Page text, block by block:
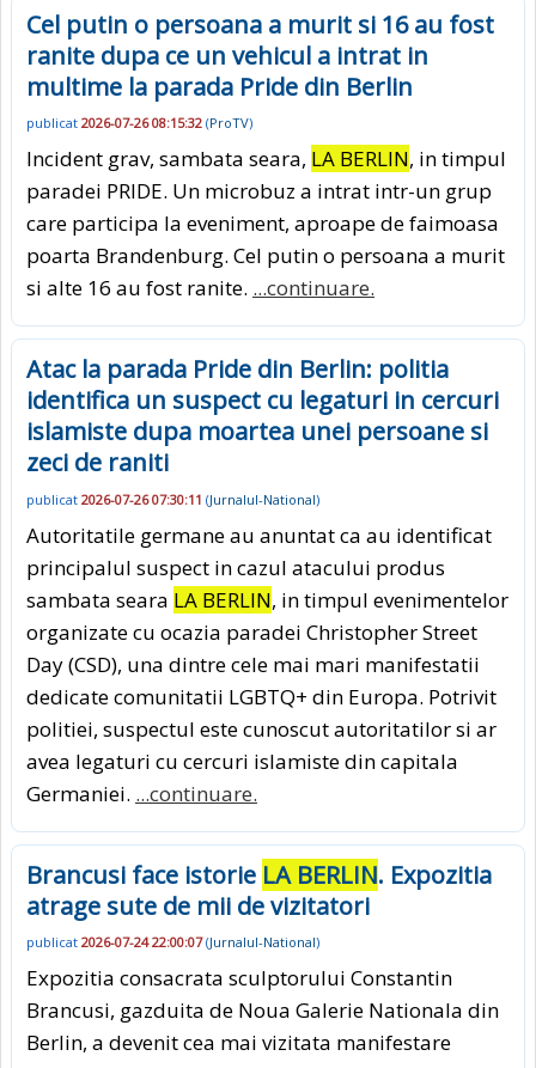
Cel putin o persoana a murit si 16 au fost
ranite dupa ce un vehicul a intrat in
multime la parada Pride din Berlin
publicat 2026-07-26 08:15:32 (ProTV)
Incident grav, sambata seara, LA BERLIN, in timpul
paradei PRIDE. Un microbuz a intrat intr-un grup
care participa la eveniment, aproape de faimoasa
poarta Brandenburg. Cel putin o persoana a murit
si alte 16 au fost ranite. ...continuare.
Atac la parada Pride din Berlin: politia
identifica un suspect cu legaturi in cercuri
islamiste dupa moartea unei persoane si
zeci de raniti
publicat 2026-07-26 07:30:11 (Jurnalul-National)
Autoritatile germane au anuntat ca au identificat
principalul suspect in cazul atacului produs
sambata seara LA BERLIN, in timpul evenimentelor
organizate cu ocazia paradei Christopher Street
Day (CSD), una dintre cele mai mari manifestatii
dedicate comunitatii LGBTQ+ din Europa. Potrivit
politiei, suspectul este cunoscut autoritatilor si ar
avea legaturi cu cercuri islamiste din capitala
Germaniei. ...continuare.
Brancusi face istorie LA BERLIN. Expozitia
atrage sute de mii de vizitatori
publicat 2026-07-24 22:00:07(Jurnalul-National)
Expozitia consacrata sculptorului Constantin
Brancusi, gazduita de Noua Galerie Nationala din
Berlin, a devenit cea mai vizitata manifestare